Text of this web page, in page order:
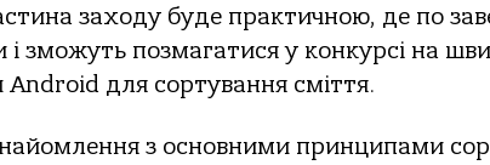
заходу буде практичною, де по
зможуть позмагатися у конкурсі на
для сортування сміття.
з основними принципами